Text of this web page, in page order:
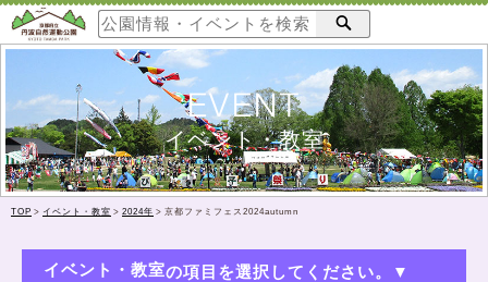
EVENT
イベント・教室
TOP > イベント・教室 > 2024年 > 京都ファミフェス2024autumn
イベント・教室